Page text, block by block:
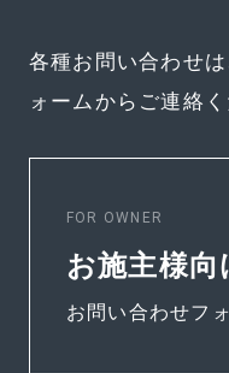
各種お問い合わせ
ォームからご連絡く
FOR OWNER
お施主様向
お問い合わせフ